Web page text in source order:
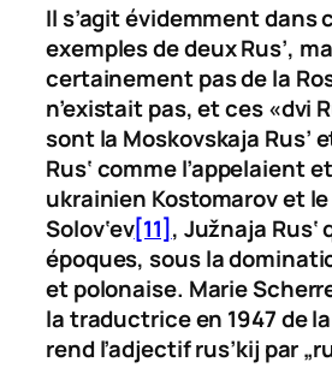
Il s’agit évidemment dans
exemples de deuxRus’,
certainement pas de la
n’existait pas, et ces «dvi
sont la Moskovskaja Rus’
Rus‘comme l’appelaient
ukrainien Kostomarov et
Solov‘ev[11], Južnaja Rus‘
époques, sous la
et polonaise. Marie
la traductrice en 1947 de
rend l’adjectifrus’kij par